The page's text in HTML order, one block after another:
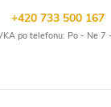
+420 733 500 167
po telefonu: Po - Ne 7